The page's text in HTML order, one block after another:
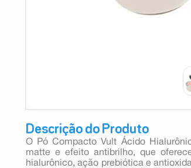
Descrição do Produto
O Pó Compacto Vult Ácido
matte e efeito antibrilho, que
hialurônico, ação prebiótica e